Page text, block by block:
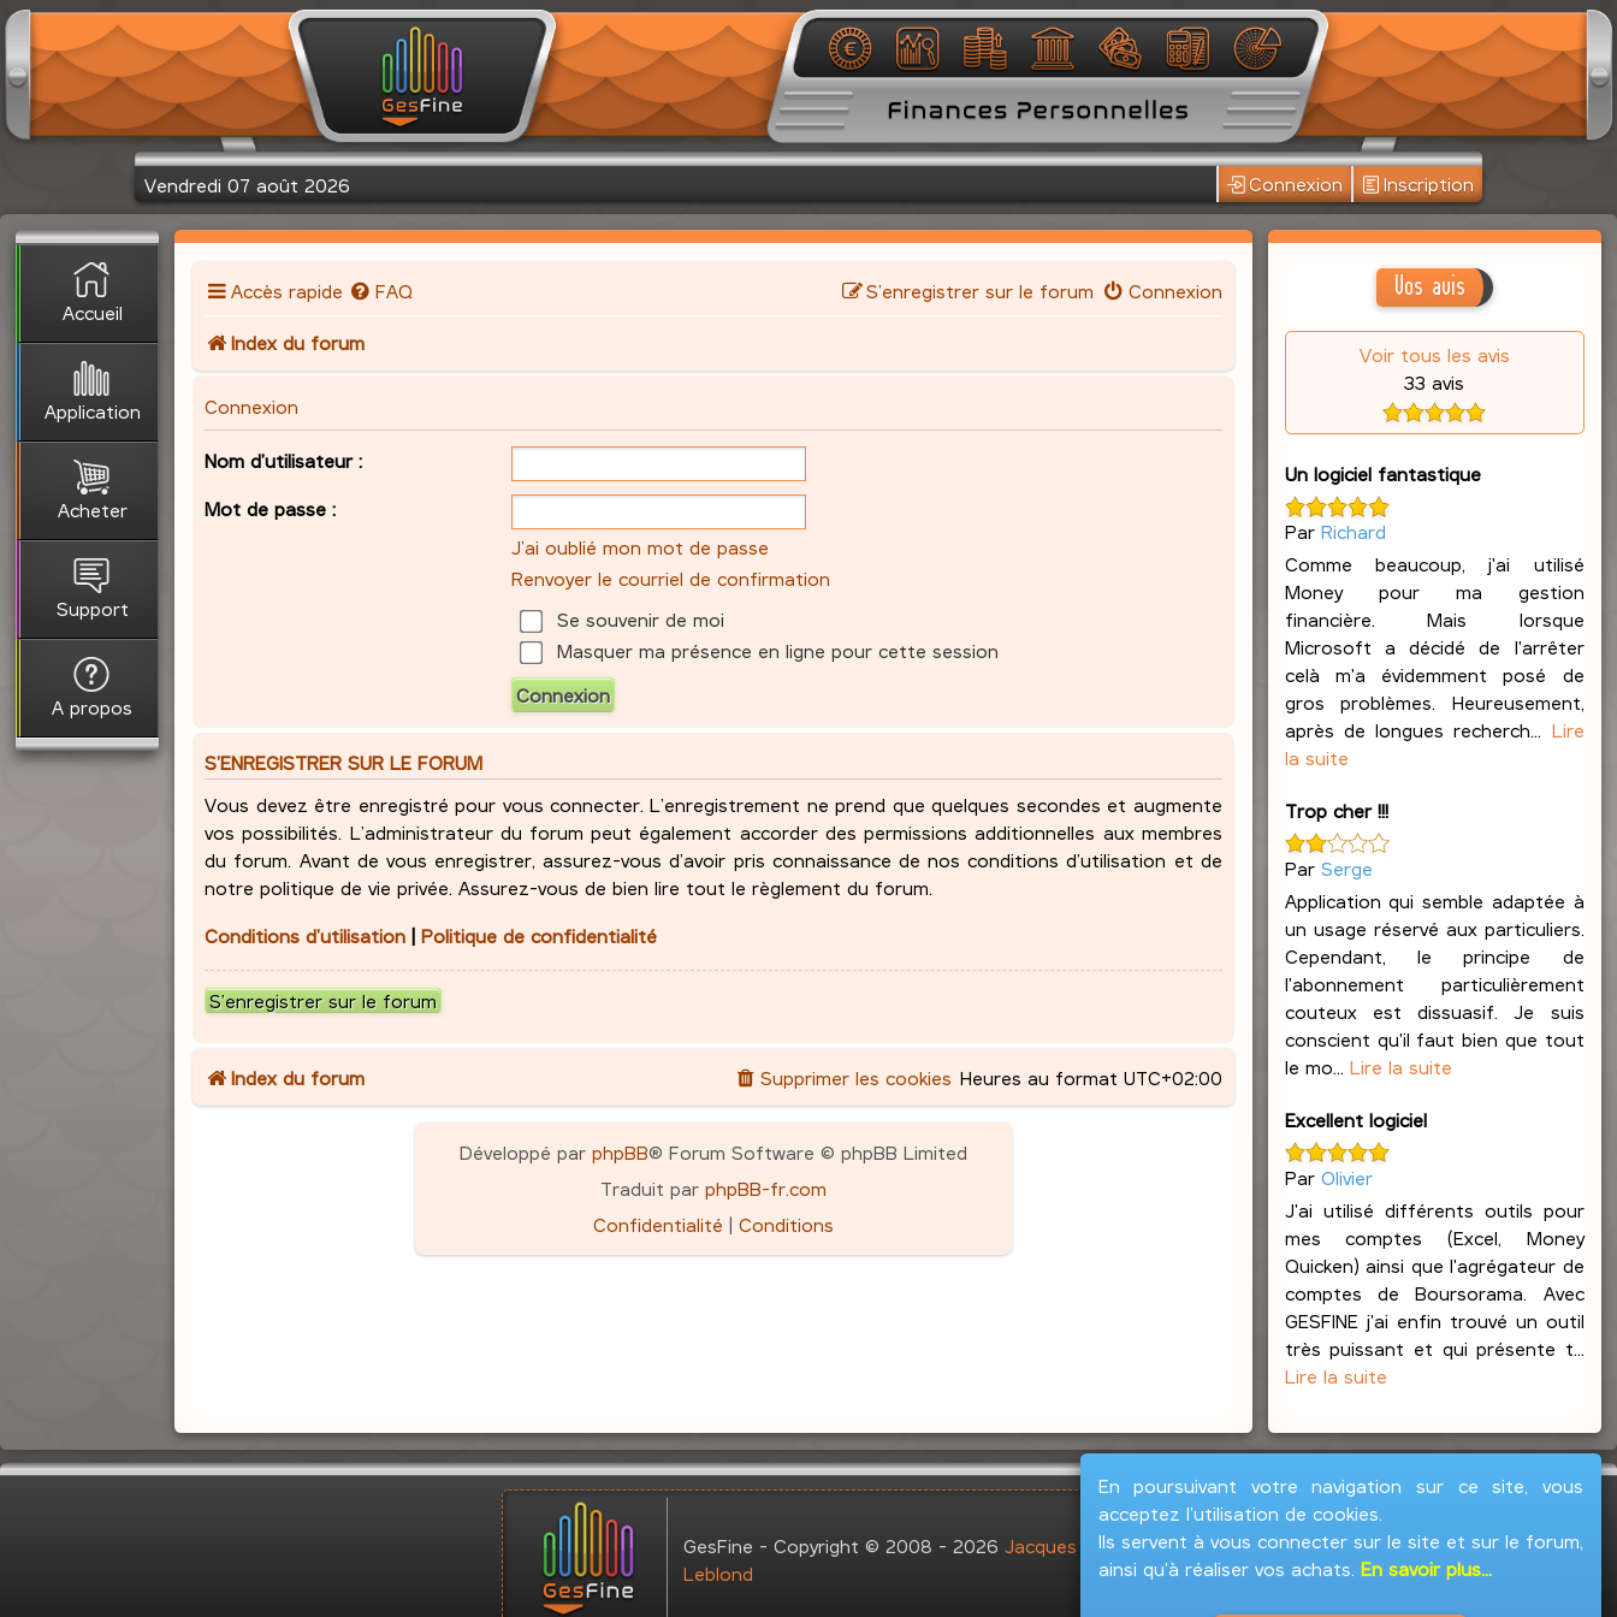
Vendredi 07 août 2026 Connexion Inscription
Accueil
Application
Acheter
Support
A propos
Accès rapide FAQ Connexion
S’enregistrer sur le forum
Index du forum
Connexion
Nom d’utilisateur :
Mot de passe :
J’ai oublié mon mot de passe
Renvoyer le courriel de confirmation
Se souvenir de moi
Masquer ma présence en ligne pour cette session
S’ENREGISTRER SUR LE FORUM
Vous devez être enregistré pour vous connecter. L’enregistrement ne prend que quelques secondes et augmente
vos possibilités. L’administrateur du forum peut également accorder des permissions additionnelles aux membres
du forum. Avant de vous enregistrer, assurez-vous d’avoir pris connaissance de nos conditions d’utilisation et de
notre politique de vie privée. Assurez-vous de bien lire tout le règlement du forum.
Conditions d’utilisation |Politique de confidentialité
S’enregistrer sur le forum
Index du forum Heures au format UTC+02:00
Supprimer les cookies
Développé par phpBB® Forum Software © phpBB Limited
Traduit par phpBB-fr.com
Confidentialité | Conditions
Vos avis
Voir tous les avis
33 avis
Un logiciel fantastique
Par Richard
Comme beaucoup, j'ai utilisé
Money pour ma gestion
financière. Mais lorsque
Microsoft a décidé de l'arrêter
celà m'a évidemment posé de
gros problèmes. Heureusement,
après de longues recherch... Lire
la suite
Trop cher !!!
Par Serge
Application qui semble adaptée à
un usage réservé aux particuliers.
Cependant, le principe de
l'abonnement particulièrement
couteux est dissuasif. Je suis
conscient qu'il faut bien que tout
le mo... Lire la suite
Excellent logiciel
Par Olivier
J'ai utilisé différents outils pour
mes comptes (Excel, Money
Quicken) ainsi que l'agrégateur de
comptes de Boursorama. Avec
GESFINE j'ai enfin trouvé un outil
très puissant et qui présente t...
Lire la suite
En poursuivant votre navigation sur ce site, vous
acceptez l'utilisation de cookies.
Ils servent à vous connecter sur le site et sur le forum,
ainsi qu'à réaliser vos achats. En savoir plus...
GesFine - Copyright © 2008 - 2026Jacques
Leblond